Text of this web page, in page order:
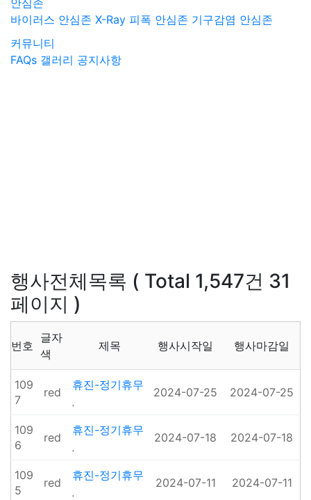
안심존
바이러스 안심존 X-Ray 피폭 안심존 기구감염 안심존
커뮤니티
FAQs 갤러리 공지사항
행사전체목록 ( Total 1,547건 31
페이지 )
번호
글자
색
제목 행사시작일 행사마감일
109
7
red
휴진-정기휴무
2024-07-25 2024-07-25
109
6
red
휴진-정기휴무
2024-07-18 2024-07-18
109
5
red
휴진-정기휴무
2024-07-11 2024-07-11